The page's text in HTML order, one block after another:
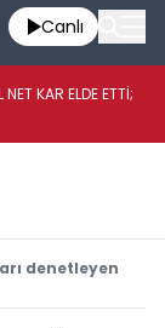
Canlı
KAR ELDE ETTİ;
denetleyen